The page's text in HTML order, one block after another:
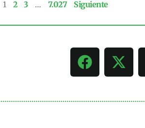
1 2 3 … 7.027 Siguiente